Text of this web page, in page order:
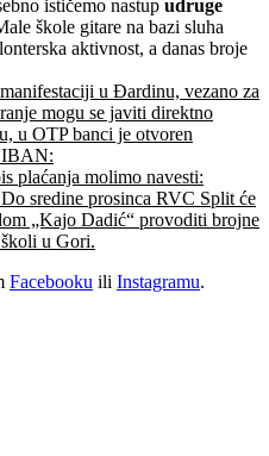
ističemo nastup udruge
škole gitare na bazi sluha
aktivnost, a danas broje
u Đardinu, vezano za
mogu se javiti direktno
u OTP banci je otvoren
IBAN:
plaćanja molimo navesti:
sredine prosinca RVC Split će
„Kajo Dadić“ provoditi brojne
u Gori.
Facebooku ili Instagramu.